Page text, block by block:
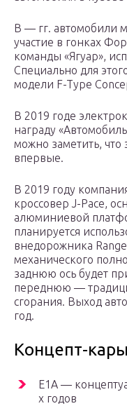
В — гг. автомобили
участие в гонках
команды «Ягуар»,
Специально для
модели F-Type
В 2019 годe
награду
можно заметить, что
впервые.
В 2019 году
кроссовер J-Pace,
алюминиевой
планируется
внедорожника
механического
заднюю ось будет
переднюю —
сгорания. Выход
год.
Концепт-кары
E1A —
х годов